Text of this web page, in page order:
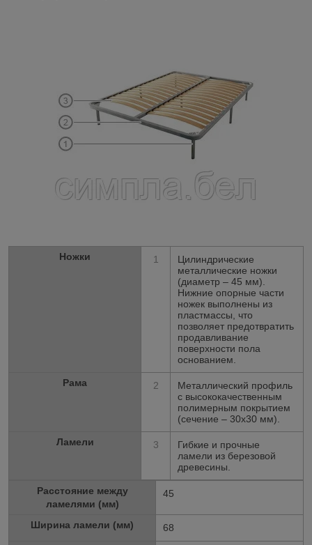
Ножки 1
Цилиндрические
металлические ножки
(диаметр – 45 мм).
Нижние опорные части
ножек выполнены из
пластмассы, что
позволяет предотвратить
продавливание
поверхности пола
основанием.
Рама 2
Металлический профиль
с высококачественным
полимерным покрытием
(сечение – 30х30 мм).
Ламели 3
Гибкие и прочные
ламели из березовой
древесины.
Расстояние между
ламелями (мм)
45
Ширина ламели (мм) 68